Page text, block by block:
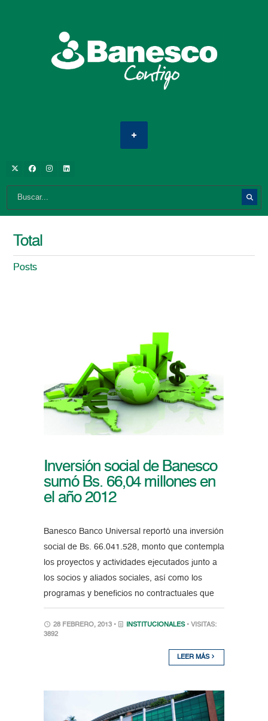
Total
Posts
Inversión social de Banesco
sumó Bs. 66,04 millones en
el año 2012
Banesco Banco Universal reportó una inversión
social de Bs. 66.041.528, monto que contempla
los proyectos y actividades ejecutados junto a
los socios y aliados sociales, así como los
programas y beneficios no contractuales que
28 FEBRERO, 2013 • INSTITUCIONALES • VISITAS:
3892
LEER MÁS